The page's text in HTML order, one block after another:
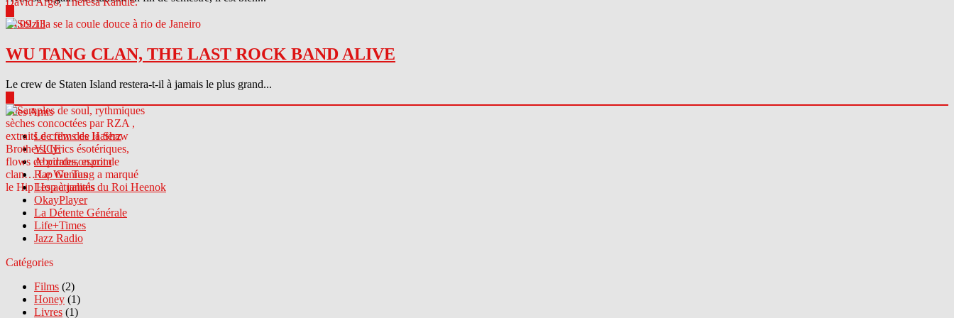
04.09.13
WU TANG CLAN, THE LAST ROCK BAND ALIVE
Le crew de Staten Island restera-t-il à jamais le plus grand...
Sites Amis
Le crew des Haterz
VICE
Abcdrduson.com
Rap Genius
Les actualités du Roi Heenok
OkayPlayer
La Détente Générale
Life+Times
Jazz Radio
Catégories
Films (2)
Honey (1)
Livres (1)